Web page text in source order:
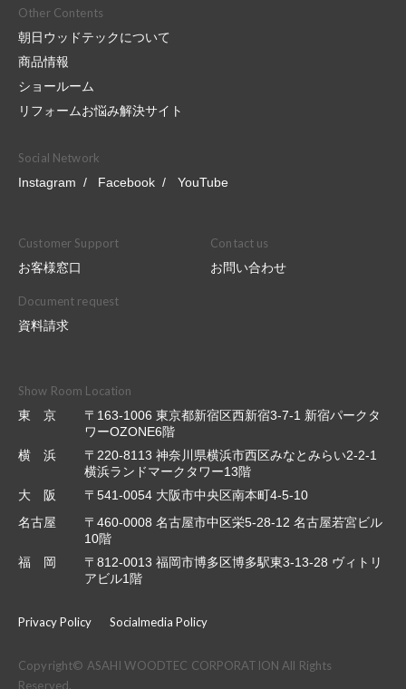
Other Contents
朝日ウッドテックについて
商品情報
ショールーム
リフォームお悩み解決サイト
Social Network
Instagram
Facebook YouTube
Customer Support
お客様窓口
Contact us
お問い合わせ
Document request
資料請求
Show Room Location
東 京
〒163-1006 東京都新宿区西新宿3-7-1 新宿パークタ
ワーOZONE6階
横 浜
〒220-8113 神奈川県横浜市西区みなとみらい2-2-1
横浜ランドマークタワー13階
大 阪
〒541-0054 大阪市中央区南本町4-5-10
名古屋
〒460-0008 名古屋市中区栄5-28-12 名古屋若宮ビル
10階
福 岡
〒812-0013 福岡市博多区博多駅東3-13-28 ヴィトリ
アビル1階
Privacy Policy Socialmedia Policy
Copyright© ASAHI WOODTEC CORPORATION All Rights
Reserved.